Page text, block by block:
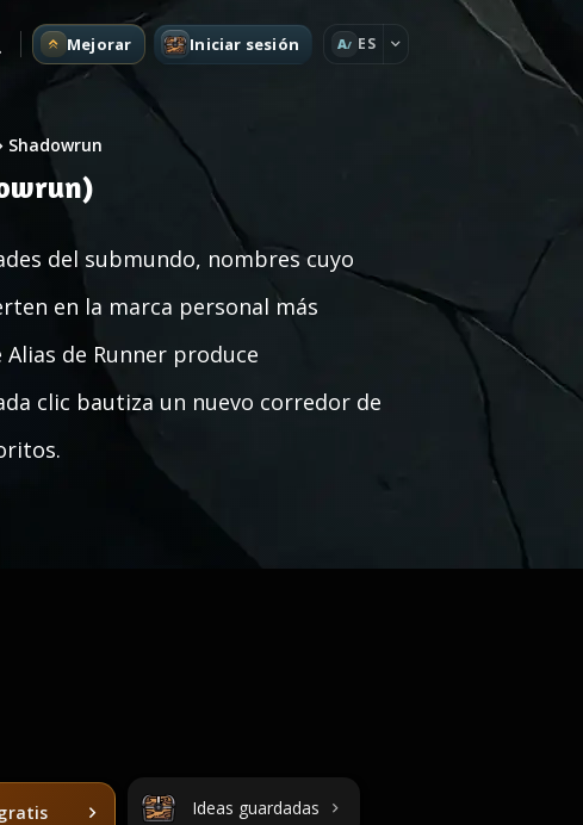
Mejorar Iniciar sesión A ES
Shadowrun
del submundo, nombres cuyo
en la marca personal más
de Runner produce
clic bautiza un nuevo corredor de
Ideas guardadas